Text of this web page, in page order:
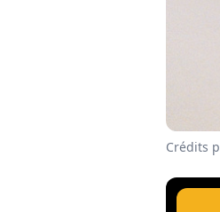
Crédits